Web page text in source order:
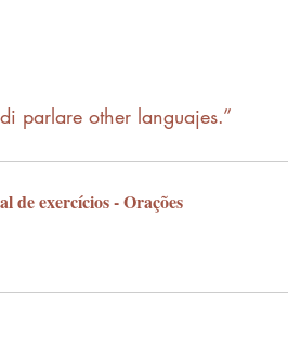
parlare other languajes.”
de exercícios - Orações